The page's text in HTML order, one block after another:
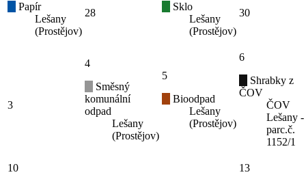
Papír
Lešany
(Prostějov)
28
Sklo
Lešany
(Prostějov)
30
3
4
Směsný
komunální
odpad
Lešany
(Prostějov)
5
Bioodpad
Lešany
(Prostějov)
6
Shrabky z
ČOV
ČOV
Lešany -
parc.č.
1152/1
10
13